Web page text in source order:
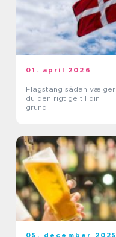
01. april 2026
Flagstang sådan vælger
du den rigtige til din
grund
05. december 2025